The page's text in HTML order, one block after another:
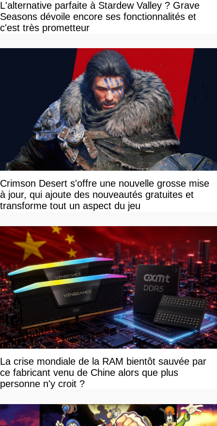
L'alternative parfaite à Stardew Valley ? Grave
Seasons dévoile encore ses fonctionnalités et
c'est très prometteur
Crimson Desert s'offre une nouvelle grosse mise
à jour, qui ajoute des nouveautés gratuites et
transforme tout un aspect du jeu
La crise mondiale de la RAM bientôt sauvée par
ce fabricant venu de Chine alors que plus
personne n'y croit ?